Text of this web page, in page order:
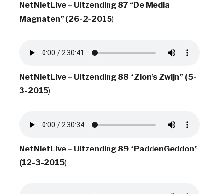
NetNietLive – Uitzending 87 “De Media
Magnaten” (26-2-2015)
NetNietLive – Uitzending 88 “Zion’s Zwijn” (5-
3-2015)
NetNietLive – Uitzending 89 “PaddenGeddon”
(12-3-2015)